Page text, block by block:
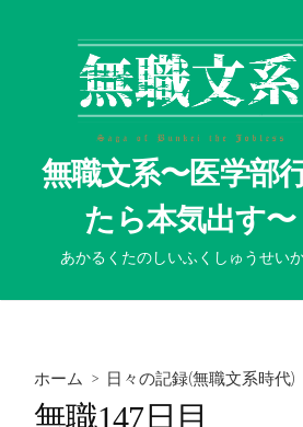
無職文系〜医学部
たら本気出す〜
あかるくたのしいふくしゅうせい
ホーム > 日々の記録(無職文系時代)
無職147日目